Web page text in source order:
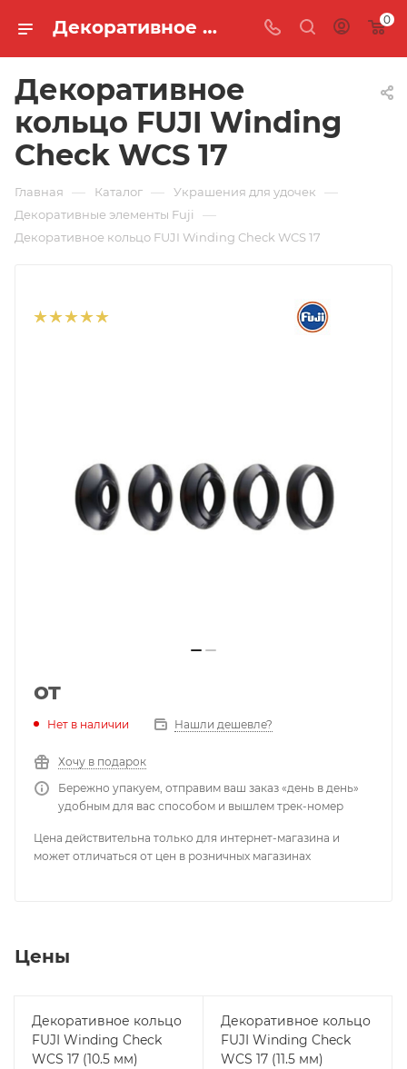
Декоративное кольцо FUJI Winding Check WCS 17 🐟 купить по цене 200 руб. в интернет-магазине "MASTER FISH" 0
Декоративное
кольцо FUJI Winding
Check WCS 17
Главная — Каталог — Украшения для удочек —
Декоративные элементы Fuji —
Декоративное кольцо FUJI Winding Check WCS 17
от
Нет в наличии Нашли дешевле?
Хочу в подарок
Бережно упакуем, отправим ваш заказ «день в день»
удобным для вас способом и вышлем трек-номер
Цена действительна только для интернет-магазина и
может отличаться от цен в розничных магазинах
Цены
Декоративное кольцо
FUJI Winding Check
WCS 17 (10.5 мм)
Декоративное кольцо
FUJI Winding Check
WCS 17 (11.5 мм)